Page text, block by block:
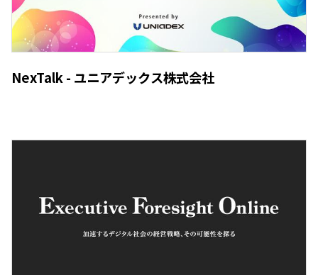
NexTalk - ユニアデックス株式会社